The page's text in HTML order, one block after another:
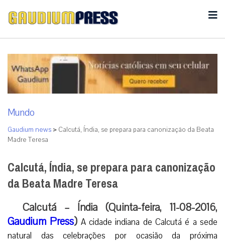
Mundo
Gaudium news > Calcutá, Índia, se prepara para canonização da Beata
Madre Teresa
Calcutá, Índia, se prepara para canonização
da Beata Madre Teresa
Calcutá – Índia (Quinta-feira, 11-08-2016,
Gaudium Press) A cidade indiana de Calcutá é a sede
natural das celebrações por ocasião da próxima